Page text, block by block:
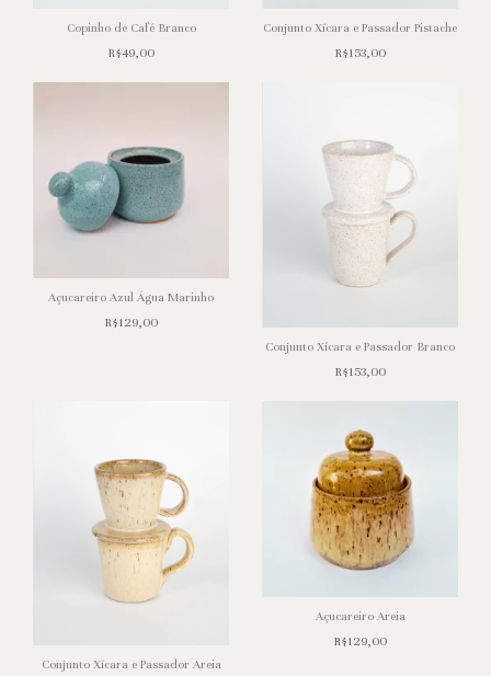
Copinho de Café Branco
R$49,00
Conjunto Xícara e Passador Pistache
R$153,00
Açucareiro Azul Água Marinho
R$129,00
Conjunto Xícara e Passador Branco
R$153,00
Conjunto Xícara e Passador Areia
Açucareiro Areia
R$129,00